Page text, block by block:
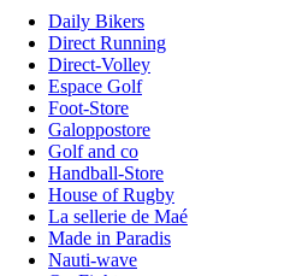
Daily Bikers
Direct Running
Direct-Volley
Espace Golf
Foot-Store
Galoppostore
Golf and co
Handball-Store
House of Rugby
La sellerie de Maé
Made in Paradis
Nauti-wave